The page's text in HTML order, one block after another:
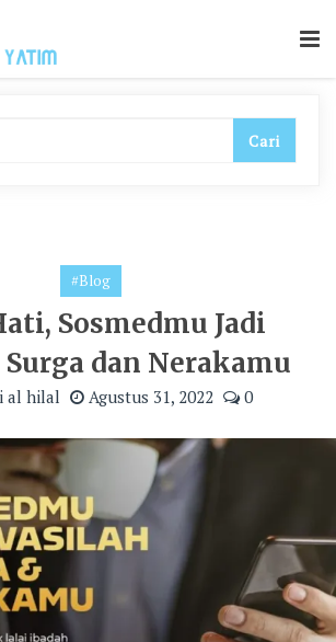
#Blog
Sosmedmu Jadi
dan Nerakamu
al hilal Agustus 31, 2022 0